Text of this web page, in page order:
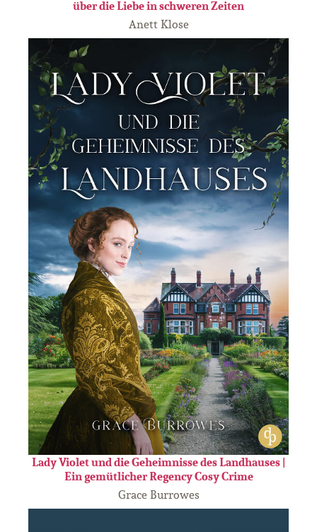
über die Liebe in schweren Zeiten
Anett Klose
Lady Violet und die Geheimnisse des Landhauses |
Ein gemütlicher Regency Cosy Crime
Grace Burrowes